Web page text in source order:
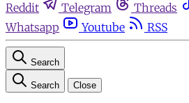
Reddit
Telegram Threads
Whatsapp
Youtube RSS
Search
Search Close